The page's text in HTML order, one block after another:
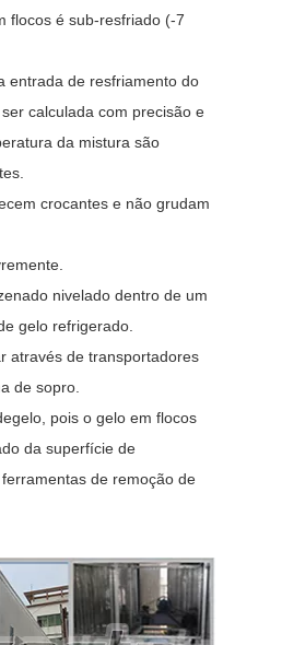
flocos é sub-resfriado (-7
entrada de resfriamento do
calculada com precisão e
da mistura são
crocantes e não grudam
nivelado dentro de um
gelo refrigerado.
através de transportadores
de sopro.
pois o gelo em flocos
da superfície de
de remoção de